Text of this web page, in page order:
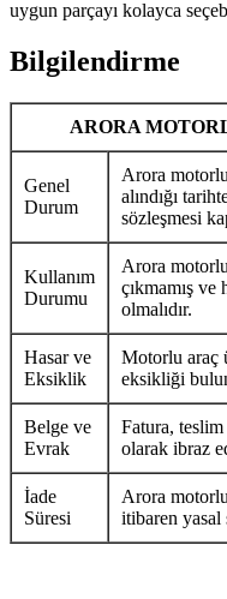
uygun parçayı kolayca
Bilgilendirme
ARORA
Genel
Durum
Arora
alındığı
sözleşmesi
Kullanım
Durumu
Arora
çıkmamış ve
olmalıdır.
Hasar ve
Eksiklik
Motorlu araç
eksikliği
Belge ve
Evrak
Fatura,
olarak ibraz
İade
Süresi
Arora
itibaren yasal